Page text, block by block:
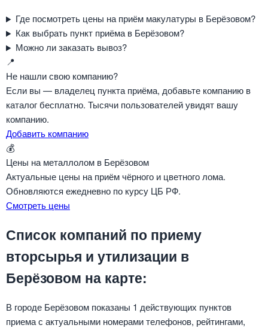
Где посмотреть цены на приём макулатуры в Берёзовом?
Как выбрать пункт приёма в Берёзовом?
Можно ли заказать вывоз?
📍
Не нашли свою компанию?
Если вы — владелец пункта приёма, добавьте компанию в
каталог бесплатно. Тысячи пользователей увидят вашу
компанию.
Добавить компанию
💰
Цены на металлолом в Берёзовом
Актуальные цены на приём чёрного и цветного лома.
Обновляются ежедневно по курсу ЦБ РФ.
Смотреть цены
Список компаний по приему
вторсырья и утилизации в
Берёзовом на карте:
В городе Берёзовом показаны 1 действующих пунктов
приема с актуальными номерами телефонов, рейтингами,